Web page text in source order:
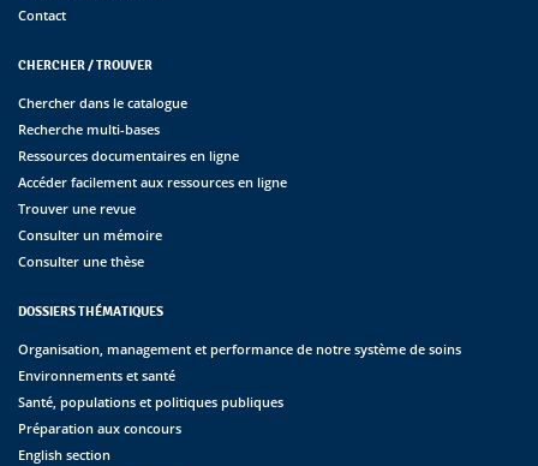
Contact
CHERCHER / TROUVER
Chercher dans le catalogue
Recherche multi-bases
Ressources documentaires en ligne
Accéder facilement aux ressources en ligne
Trouver une revue
Consulter un mémoire
Consulter une thèse
DOSSIERS THÉMATIQUES
Organisation, management et performance de notre système de soins
Environnements et santé
Santé, populations et politiques publiques
Préparation aux concours
English section